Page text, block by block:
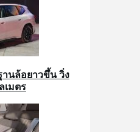
นล้อยาวขึ้น วิ่ง
เมตร